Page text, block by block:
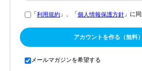
「 利用規約 」、「 個人情報保護方針 」に
アカウントを作る（無料）
メールマガジンを希望する